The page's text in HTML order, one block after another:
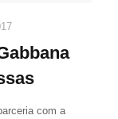
com a